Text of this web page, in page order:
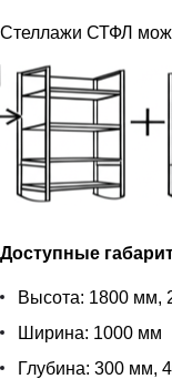
Стеллажи СТФЛ
Доступные
Высота: 1800 мм,
Ширина: 1000 мм
Глубина: 300 мм,